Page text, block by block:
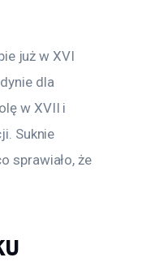
już w XVI
dla
w XVII i
Suknie
sprawiało, że